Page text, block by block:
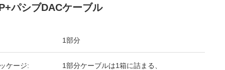
パシブDACケーブル
1部分
ケージ: 1部分ケーブルは1箱に詰まる、